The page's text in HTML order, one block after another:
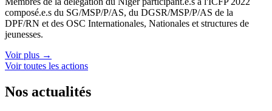
composé.e.s du SG/MSP/P/AS, du DGSR/MSP/P/AS de la
DPF/RN et des OSC Internationales, Nationales et structures de
jeunesses.
Voir plus →
Voir toutes les actions
Nos actualités